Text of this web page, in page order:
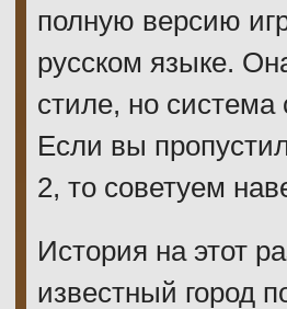
полную версию
русском языке.
стиле, но
Если вы
2, то советуем
История на этот
известный город